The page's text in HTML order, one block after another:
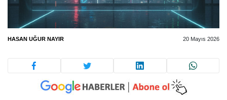
HASAN UĞUR NAYIR 20 Mayıs 2026